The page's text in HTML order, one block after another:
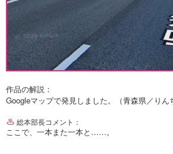
作品の解説：
Googleマップで発見しました。（青森県／りん
総本部長コメント：
ここで、一本また一本と……。